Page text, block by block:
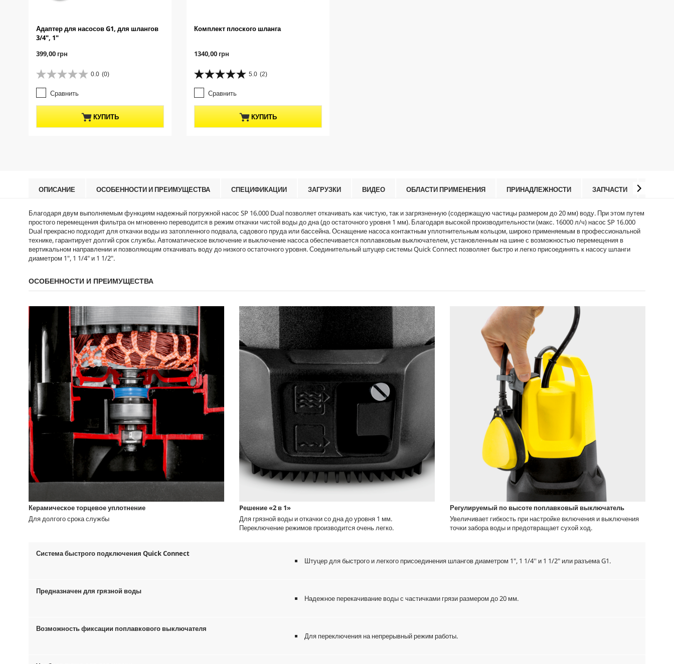
Адаптер для насосов G1, для шлангов
3/4", 1"
C
r
r
e
n
t
p
r
e
399,00 грн
0.0 (0)
0
.
0
и
5
Сравнить
КУПИТЬ
Комплект плоского шланга
C
r
r
e
n
t
p
r
r
e
1340,00 грн
5.0 (2)
5
.
0
и
5
2
з
о
р
а
Сравнить
КУПИТЬ
ОПИСАНИЕ ОСОБЕННОСТИ И ПРЕИМУЩЕСТВА СПЕЦИФИКАЦИИ ЗАГРУЗКИ ВИДЕО ОБЛАСТИ ПРИМЕНЕНИЯ ПРИНАДЛЕЖНОСТИ ЗАПЧАСТИ
Благодаря двум выполняемым функциям надежный погружной насос SP 16.000 Dual позволяет откачивать как чистую, так и загрязненную (содержащую частицы размером до 20 мм) воду. При этом путем
простого перемещения фильтра он мгновенно переводится в режим откачки чистой воды до дна (до остаточного уровня 1 мм). Благодаря высокой производительности (макс. 16000 л/ч) насос SP 16.000
Dual прекрасно подходит для откачки воды из затопленного подвала, садового пруда или бассейна. Оснащение насоса контактным уплотнительным кольцом, широко применяемым в профессиональной
технике, гарантирует долгий срок службы. Автоматическое включение и выключение насоса обеспечивается поплавковым выключателем, установленным на шине с возможностью перемещения в
вертикальном направлении и позволяющим откачивать воду до низкого остаточного уровня. Соединительный штуцер системыQuick Connect позволяет быстро и легко присоединять к насосу шланги
диаметром 1", 1 1/4" и 1 1/2".
ОСОБЕННОСТИ И ПРЕИМУЩЕСТВА
Керамическое торцевое уплотнение
Для долгого срока службы
Pешение «2 в 1»
Для грязной воды и откачки со дна до уровня 1 мм.
Переключение режимов производится очень легко.
Регулируемый по высоте поплавковый выключатель
Увеличивает гибкость при настройке включения и выключения
точки забора воды и предотвращает сухой ход.
Система быстрого подключения Quick Connect
Штуцер для быстрого и легкого присоединения шлангов диаметром 1", 1 1/4'' и 1 1/2" или разъема G1.
Предназначен для грязной воды
Надежное перекачивание воды с частичками грязи размером до 20 мм.
Возможность фиксации поплавкового выключателя
Для переключения на непрерывный режим работы.